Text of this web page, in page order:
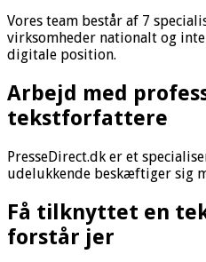
Vores team består af 7
virksomheder nationalt og
digitale position.
Arbejd med
tekstforfattere
PresseDirect.dk er et
udelukkende beskæftiger sig
Få tilknyttet en
forstår jer